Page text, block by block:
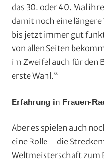
das 30. oder 40. Mal
damit noch eine
bis jetzt immer gut
von allen Seiten
im Zweifel auch für den
erste Wahl.“
Erfahrung in Frauen-
Aber es spielen auch
eine Rolle – die
Weltmeisterschaft zum